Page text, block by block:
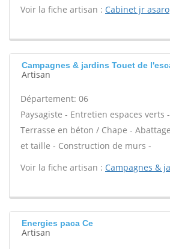
Voir la fiche artisan : Cabinet jr asaro
Campagnes & jardins Touet de
Artisan
Département: 06
Paysagiste - Entretien espaces verts
Terrasse en béton / Chape -
et taille - Construction de murs -
Voir la fiche artisan : Campagnes &
Energies paca Ce
Artisan